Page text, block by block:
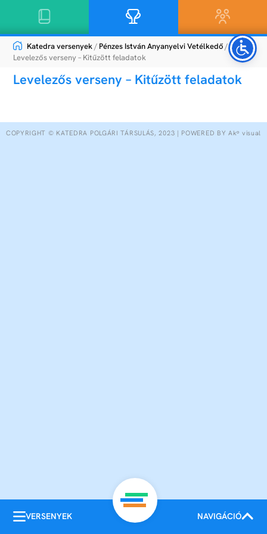
VERSENYEK NAVIGÁCIÓ
Katedra versenyek/ Pénzes István Anyanyelvi Vetélkedő/
Levelezős verseny – Kitűzött feladatok
Levelezős verseny – Kitűzött feladatok
COPYRIGHT © KATEDRA POLGÁRI TÁRSULÁS, 2023 | POWERED BY Akᵒ visual